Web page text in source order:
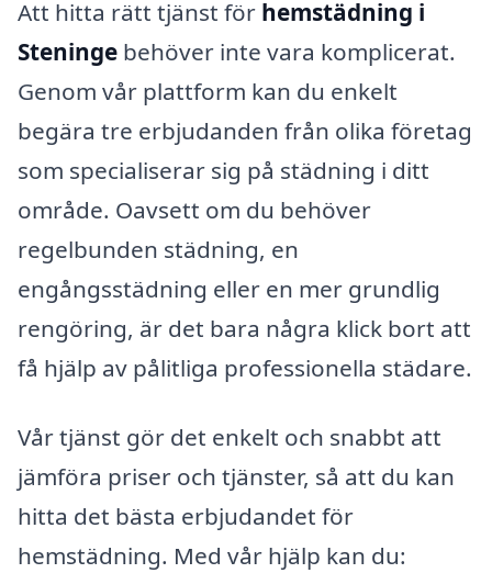
Att hitta rätt tjänst för hemstädning i
Steninge behöver inte vara komplicerat.
Genom vår plattform kan du enkelt
begära tre erbjudanden från olika företag
som specialiserar sig på städning i ditt
område. Oavsett om du behöver
regelbunden städning, en
engångsstädning eller en mer grundlig
rengöring, är det bara några klick bort att
få hjälp av pålitliga professionella städare.
Vår tjänst gör det enkelt och snabbt att
jämföra priser och tjänster, så att du kan
hitta det bästa erbjudandet för
hemstädning. Med vår hjälp kan du: